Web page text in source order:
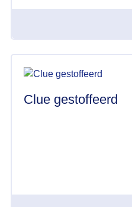
Clue gestoffeerd